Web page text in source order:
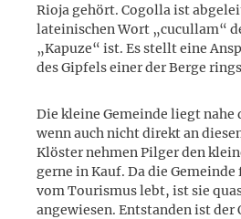
Rioja gehört. Cogolla ist
lateinischen Wort „cucullam“
„Kapuze“ ist. Es stellt eine
des Gipfels einer der Berge
Die kleine Gemeinde liegt nahe
wenn auch nicht direkt an
Klöster nehmen Pilger den
gerne in Kauf. Da die
vom Tourismus lebt, ist sie
angewiesen. Entstanden ist der